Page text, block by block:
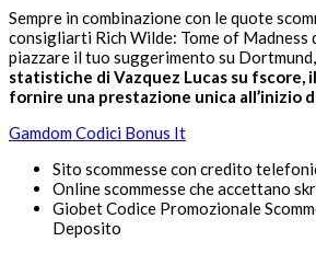
Sempre in combinazione con le quote
consigliarti Rich Wilde: Tome of Madness
piazzare il tuo suggerimento su
statistiche di Vazquez Lucas su fscore,
fornire una prestazione unica all’inizio
Gamdom Codici Bonus It
Sito scommesse con credito
Online scommesse che accettano
Giobet Codice Promozionale
Deposito